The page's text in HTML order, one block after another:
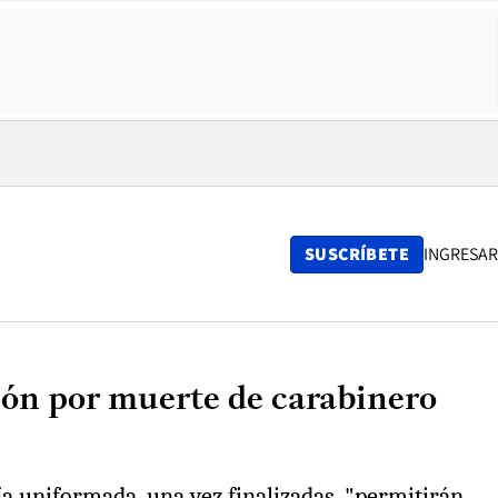
SUSCRÍBETE INGRESAR
por muerte de carabinero